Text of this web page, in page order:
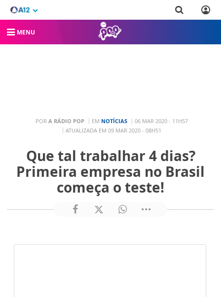
MENU
POR A RÁDIO POP EM NOTÍCIAS
06 MAR 2020 - 11H57
ATUALIZADA EM 09 MAR 2020 - 08H51
Que tal trabalhar 4 dias?
Primeira empresa no Brasil
começa o teste!